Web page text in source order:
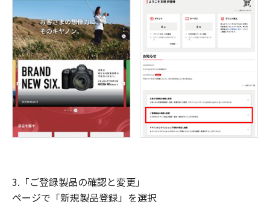
3.「ご登録製品の確認と変更」
ページで「新規製品登録」を選択